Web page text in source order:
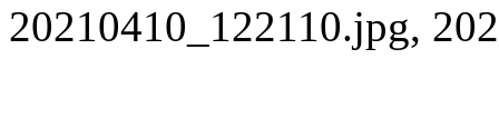
20210410_122110.jpg,